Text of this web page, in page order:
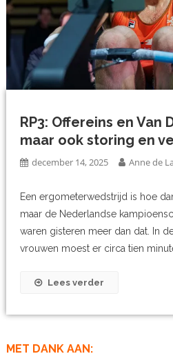
RP3: Offereins en Van
maar ook storing en
december 14, 2025 Anne de
Een ergometerwedstrijd is hoe
maar de Nederlandse
waren gisteren meer dan dat. In
vrouwen moest er circa tien
Lees verder
MET DANK AAN: